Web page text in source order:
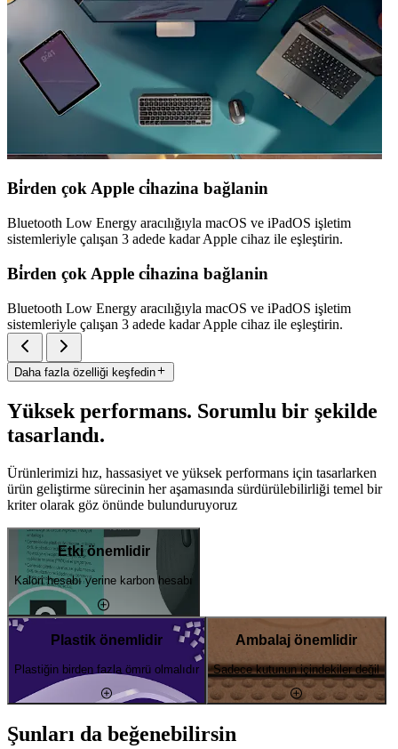
Bi̇rden çok Apple ci̇hazina bağlanin
Bluetooth Low Energy aracılığıyla macOS ve iPadOS işletim
sistemleriyle çalışan 3 adede kadar Apple cihaz ile eşleştirin.
Bi̇rden çok Apple ci̇hazina bağlanin
Bluetooth Low Energy aracılığıyla macOS ve iPadOS işletim
sistemleriyle çalışan 3 adede kadar Apple cihaz ile eşleştirin.
Daha fazla özelliği keşfedin
Yüksek performans. Sorumlu bir şekilde
tasarlandı.
Ürünlerimizi hız, hassasiyet ve yüksek performans için tasarlarken
ürün geliştirme sürecinin her aşamasında sürdürülebilirliği temel bir
kriter olarak göz önünde bulunduruyoruz
Etki önemlidir
Kalori hesabı yerine karbon hesabı
Plastik önemlidir
Plastiğin birden fazla ömrü olmalıdır
Ambalaj önemlidir
Sadece kutunun içindekiler değil
Şunları da beğenebilirsin